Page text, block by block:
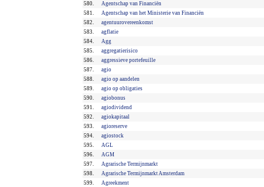
580.
Agentschap van Financiën
581.
Agentschap van het Ministerie van Financiën
582.
agentuurovereenkomst
583.
agflatie
584.
Agg
585.
aggregatierisico
586.
aggressieve portefeuille
587.
agio
588.
agio op aandelen
589.
agio op obligaties
590.
agiobonus
591.
agiodividend
592.
agiokapitaal
593.
agioreserve
594.
agiostock
595.
AGL
596.
AGM
597.
Agrarische Termijnmarkt
598.
Agrarische Termijnmarkt Amsterdam
599.
Agreekment